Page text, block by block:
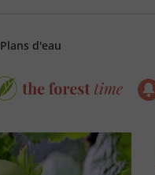
Plans d'eau